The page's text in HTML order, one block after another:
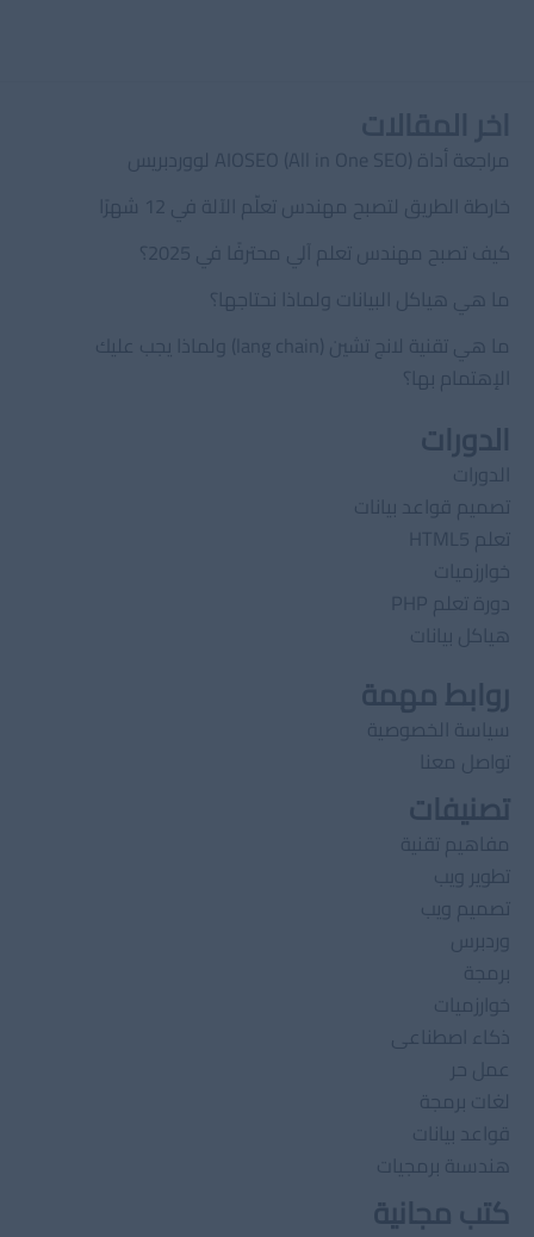
مراجعة أداة AIOSEO (All in One SEO) لووردبريس
خارطة الطريق لتصبح مهندس تعلّم الآلة في 12 شهرًا
كيف تصبح مهندس تعلم آلي محترفًا في 2025؟
ما هي هياكل البيانات ولماذا نحتاجها؟
ما هي تقنية لانج تشين (lang chain) ولماذا يجب عليك
الإهتمام بها؟
الدورات
الدورات
تصميم قواعد بيانات
تعلم HTML5
خوارزميات
دورة تعلم PHP
هياكل بيانات
روابط مهمة
سياسة الخصوصية
تواصل معنا
تصنيفات
مفاهيم تقنية
تطوير ويب
تصميم ويب
وردبرس
برمجة
خوارزميات
ذكاء اصطناعى
عمل حر
لغات برمجة
قواعد بيانات
هندسىة برمجيات
كتب مجانية